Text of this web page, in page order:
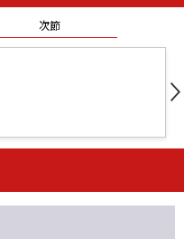
次節
石人の星